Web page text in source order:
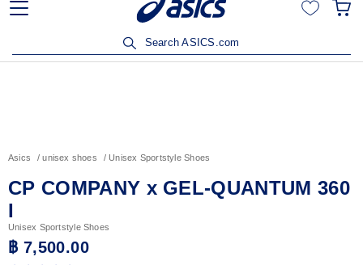
สินค้าครบ 3,500
เข้าร่วม OneASICS™ เพื่อสะสมคะแนน
Search ASICS.com
Asics unisex shoes Unisex Sportstyle Shoes
CP COMPANY x GEL-QUANTUM 360
I
Unisex Sportstyle Shoes
฿ 7,500.00